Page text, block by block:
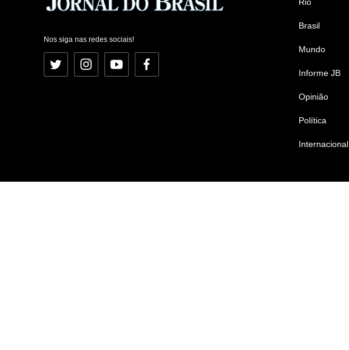
Nos siga nas redes sociais!
Twitter InstagramYouTubeFacebook
Brasil
Mundo
Informe JB
Opinião
Política
Internacional